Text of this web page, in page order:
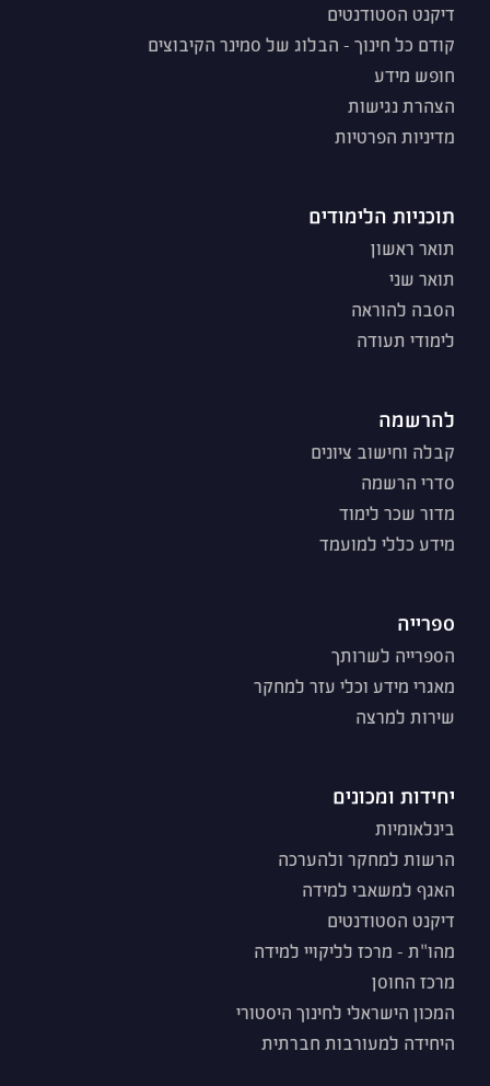
דיקנט הסטודנטים
קודם כל חינוך - הבלוג של סמינר הקיבוצים
חופש מידע
הצהרת נגישות
מדיניות הפרטיות
תוכניות הלימודים
תואר ראשון
תואר שני
הסבה להוראה
לימודי תעודה
להרשמה
קבלה וחישוב ציונים
סדרי הרשמה
מדור שכר לימוד
מידע כללי למועמד
ספרייה
הספרייה לשרותך
מאגרי מידע וכלי עזר למחקר
שירות למרצה
יחידות ומכונים
בינלאומיות
הרשות למחקר ולהערכה
האגף למשאבי למידה
דיקנט הסטודנטים
מהו"ת - מרכז לליקויי למידה
מרכז החוסן
המכון הישראלי לחינוך היסטורי
היחידה למעורבות חברתית